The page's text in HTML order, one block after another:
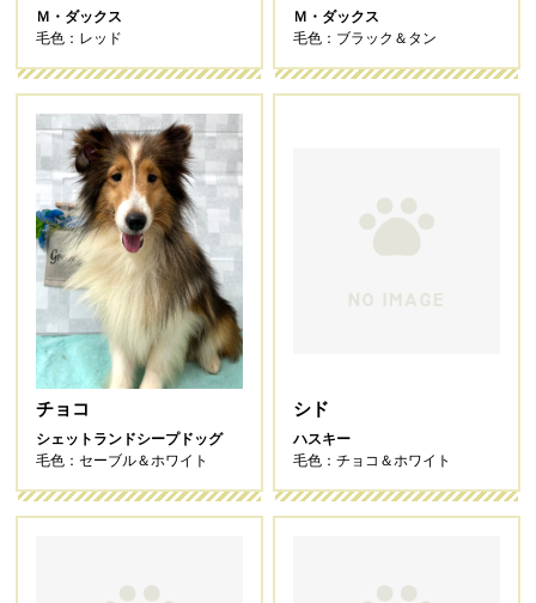
Ｍ・ダックス
毛色：レッド
Ｍ・ダックス
毛色：ブラック＆タン
チョコ
シェットランドシープドッグ
毛色：セーブル＆ホワイト
シド
ハスキー
毛色：チョコ＆ホワイト